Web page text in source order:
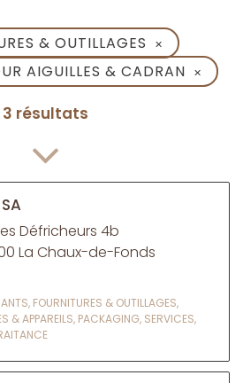
& OUTILLAGES ✕
AIGUILLES & CADRAN ✕
3 résultats
Défricheurs 4b
La Chaux-de-Fonds
FOURNITURES & OUTILLAGES,
& APPAREILS, PACKAGING, SERVICES,